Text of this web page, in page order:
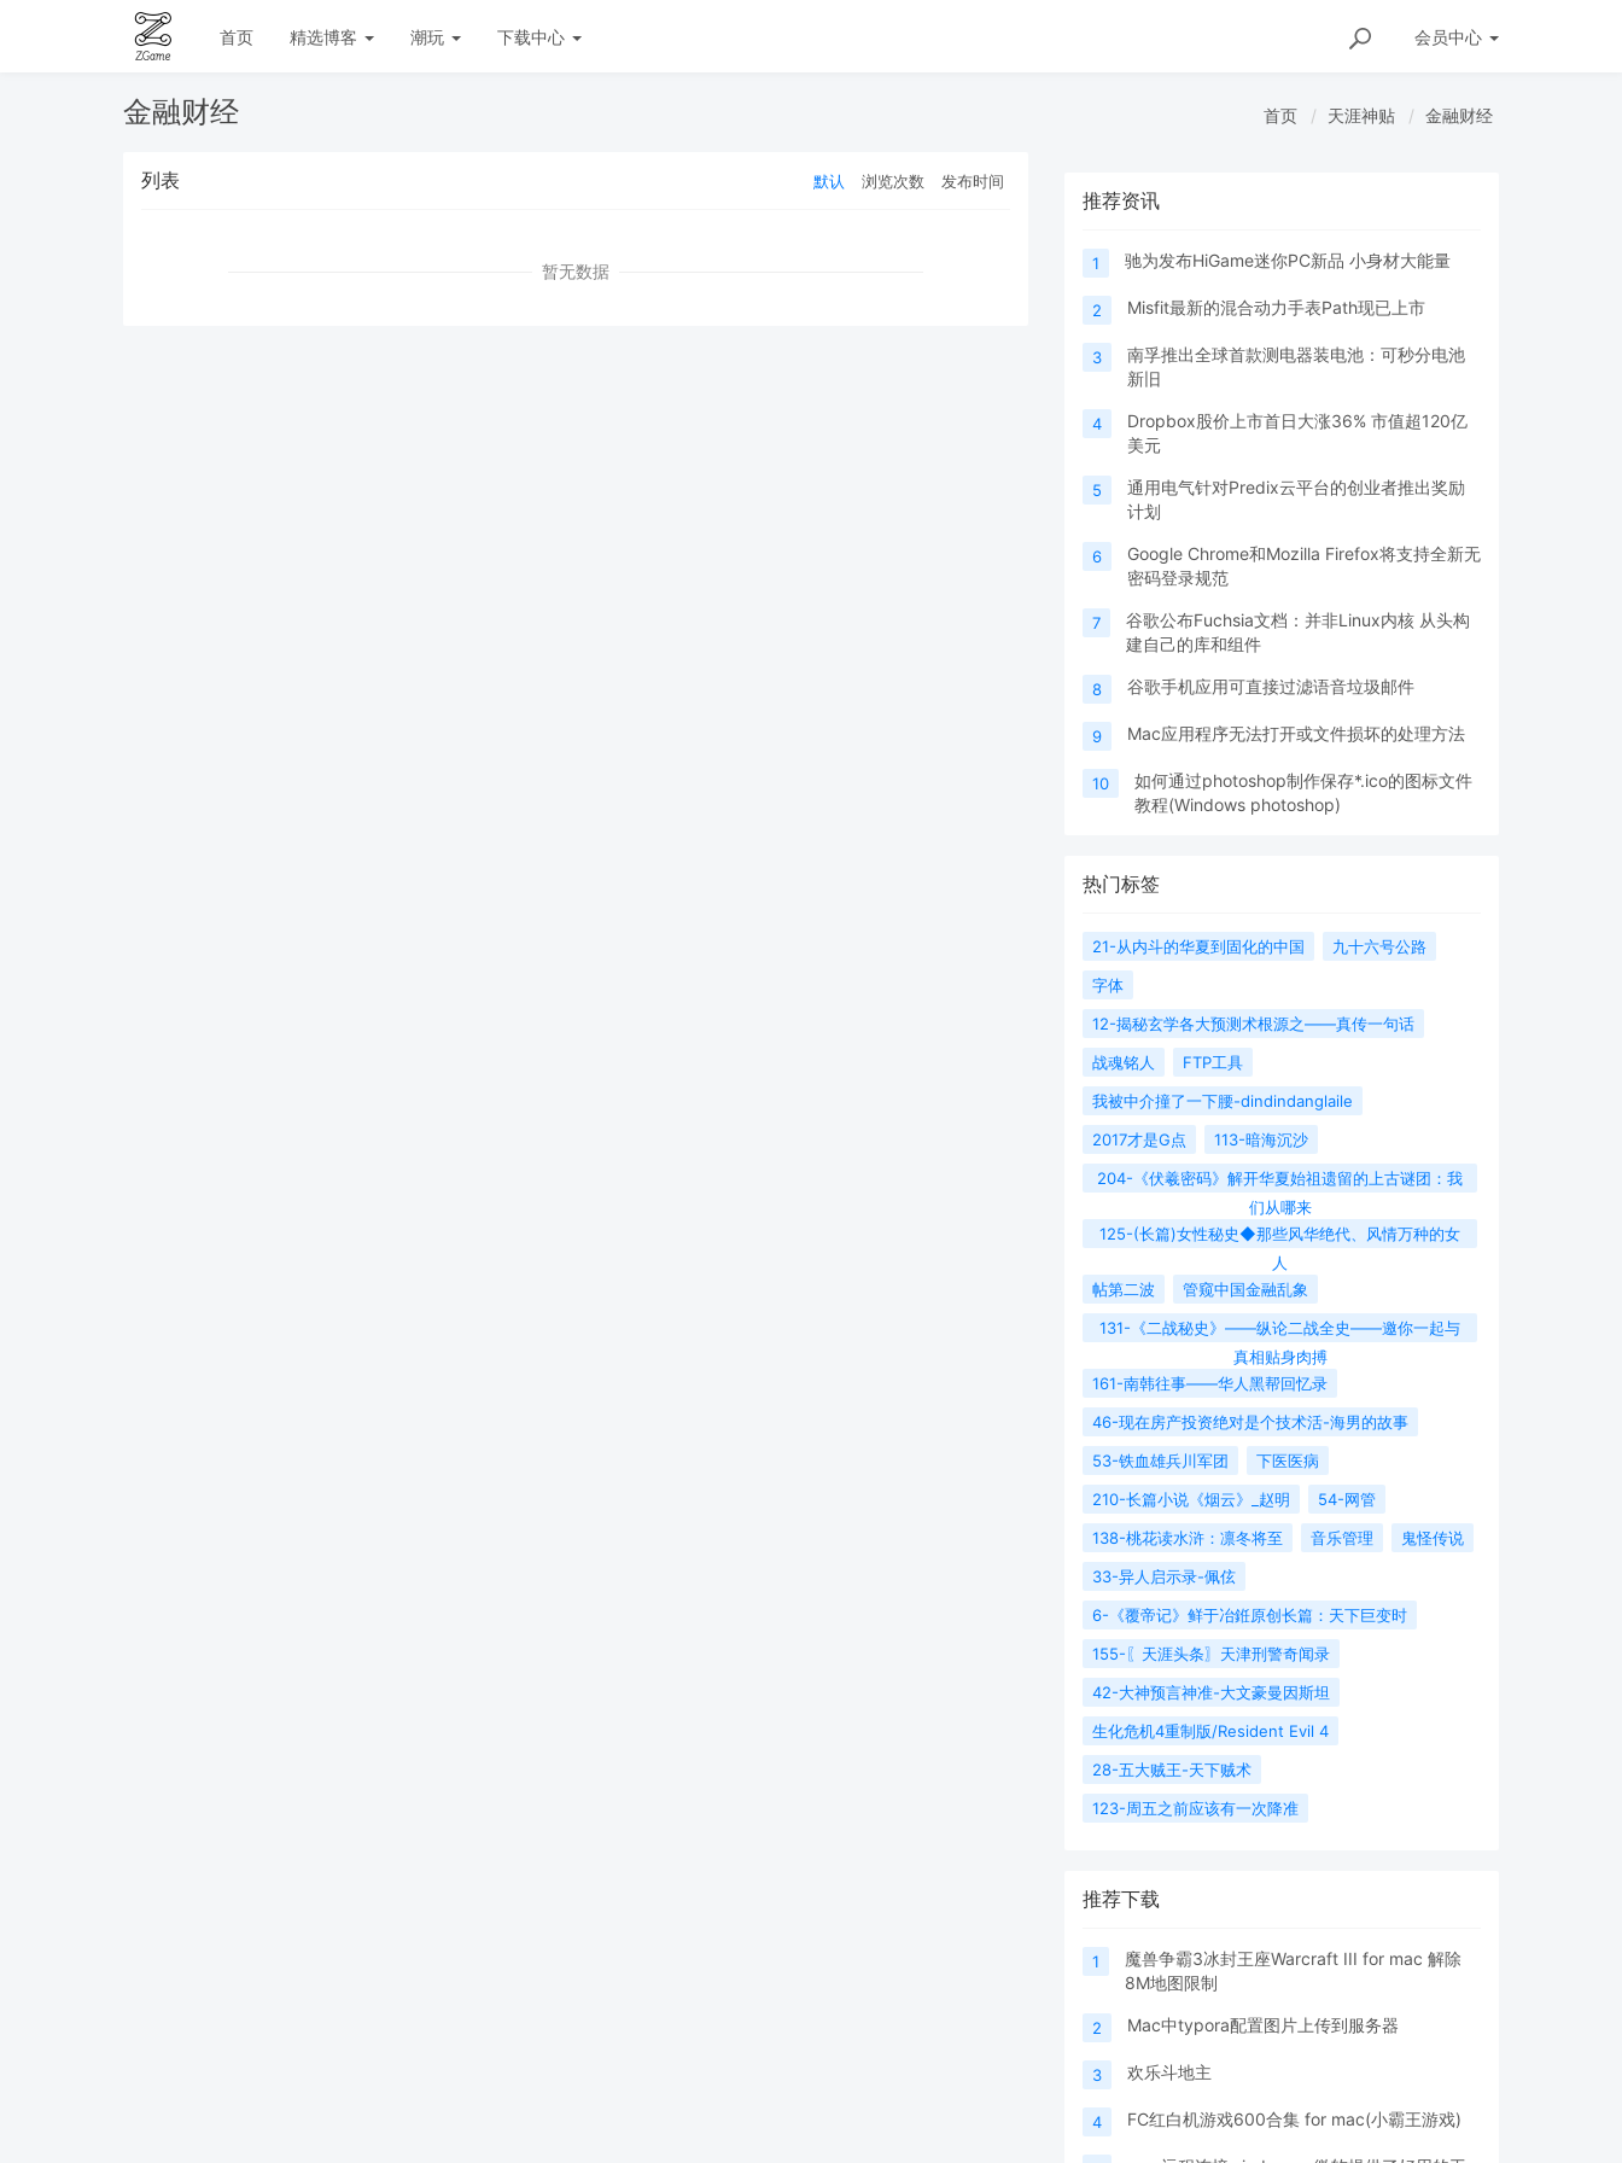
首页 精选博客 潮玩 下载中心 会员中心
金融财经 首页 天涯神贴 金融财经
列表 默认 浏览次数 发布时间
暂无数据
推荐资讯
1 驰为发布HiGame迷你PC新品 小身材大能量
2 Misfit最新的混合动力手表Path现已上市
3
南孚推出全球首款测电器装电池：可秒分电池
新旧
4
Dropbox股价上市首日大涨36% 市值超120亿
美元
5
通用电气针对Predix云平台的创业者推出奖励
计划
6
Google Chrome和Mozilla Firefox将支持全新无
密码登录规范
7
谷歌公布Fuchsia文档：并非Linux内核 从头构
建自己的库和组件
8 谷歌手机应用可直接过滤语音垃圾邮件
9 Mac应用程序无法打开或文件损坏的处理方法
10
如何通过photoshop制作保存*.ico的图标文件
教程(Windows photoshop)
热门标签
21-从内斗的华夏到固化的中国
九十六号公路
字体
12-揭秘玄学各大预测术根源之——真传一句话
战魂铭人
FTP工具
我被中介撞了一下腰-dindindanglaile
2017才是G点
113-暗海沉沙
204-《伏羲密码》解开华夏始祖遗留的上古谜团：我
们从哪来
125-(长篇)女性秘史◆那些风华绝代、风情万种的女
人
帖第二波
管窥中国金融乱象
131-《二战秘史》——纵论二战全史——邀你一起与
真相贴身肉搏
161-南韩往事——华人黑帮回忆录
46-现在房产投资绝对是个技术活-海男的故事
53-铁血雄兵川军团
下医医病
210-长篇小说《烟云》_赵明
54-网管
138-桃花读水浒：凛冬将至
音乐管理
鬼怪传说
33-异人启示录-佩伭
6-《覆帝记》鲜于冶銋原创长篇：天下巨变时
155-〖天涯头条〗天津刑警奇闻录
42-大神预言神准-大文豪曼因斯坦
生化危机4重制版/Resident Evil 4
28-五大贼王-天下贼术
123-周五之前应该有一次降准
推荐下载
1
魔兽争霸3冰封王座Warcraft III for mac 解除
8M地图限制
2 Mac中typora配置图片上传到服务器
3 欢乐斗地主
4 FC红白机游戏600合集 for mac(小霸王游戏)